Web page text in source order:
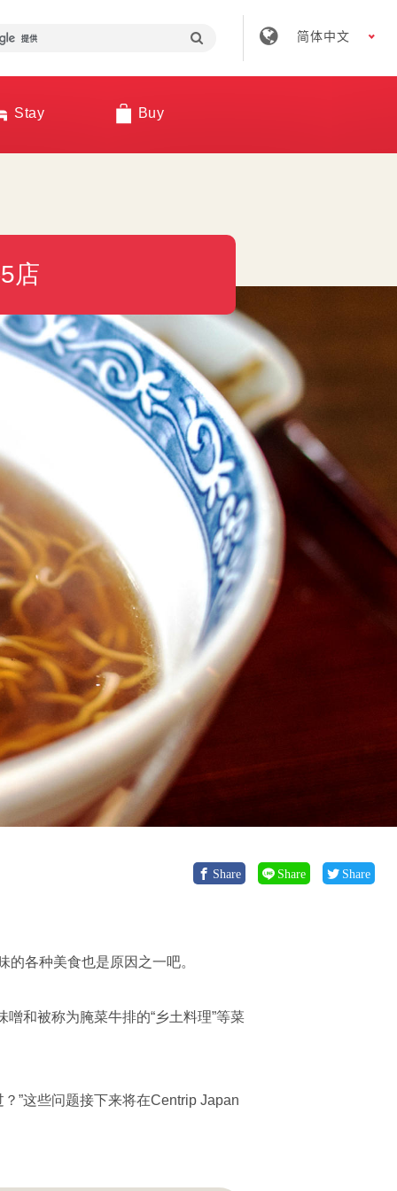
简体中文
Stay Buy
店
Share Share Share
各种美食也是原因之一吧。
噌和被称为腌菜牛排的“乡土料理”等菜
”这些问题接下来将在Centrip Japan